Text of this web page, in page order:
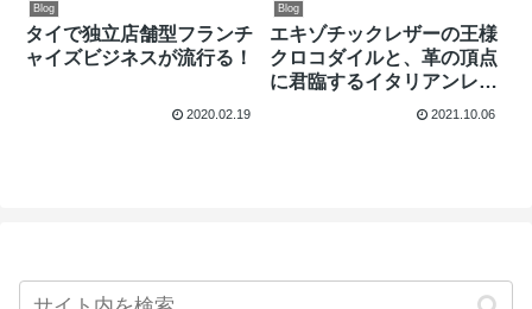
Blog
タイで独立店舗型フランチ
ャイズビジネスが流行る！
2020.02.19
Blog
エキゾチックレザーの王様
クロコダイルと、革の頂点
に君臨するイタリアンレザ
ーのフュージョンウォレッ
2021.10.06